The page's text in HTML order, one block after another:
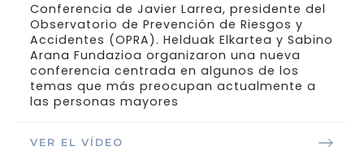
Conferencia de Javier Larrea, presidente del
Observatorio de Prevención de Riesgos y
Accidentes (OPRA). Helduak Elkartea y Sabino
Arana Fundazioa organizaron una nueva
conferencia centrada en algunos de los
temas que más preocupan actualmente a
las personas mayores
VER EL VÍDEO